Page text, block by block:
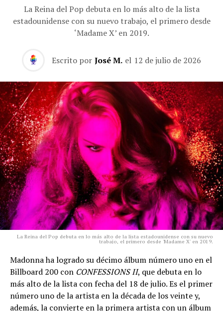
La Reina del Pop debuta en lo más alto de la lista
estadounidense con su nuevo trabajo, el primero desde
‘Madame X’ en 2019.
Escrito por José M. el 12 de julio de 2026
La Reina del Pop debuta en lo más alto de la lista estadounidense con su nuevo
trabajo, el primero desde 'Madame X' en 2019.
Madonna ha logrado su décimo álbum número uno en el
Billboard 200 con CONFESSIONS II, que debuta en lo
más alto de la lista con fecha del 18 de julio. Es el primer
número uno de la artista en la década de los veinte y,
además, la convierte en la primera artista con un álbum